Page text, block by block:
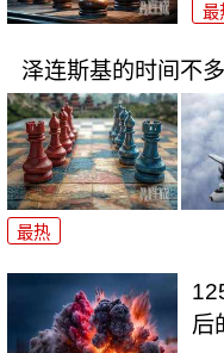
最
泽连斯基的时间不
最热
后